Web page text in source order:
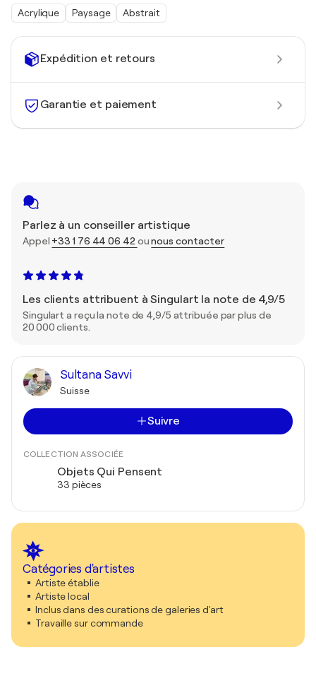
Expédition et retours
Garantie et paiement
Parlez à un conseiller artistique
Appel +33 1 76 44 06 42 ounous contacter
Les clients attribuent à Singulart la note de 4,9/5
Singulart a reçu la note de 4,9/5 attribuée par plus de
20 000 clients.
Sultana Savvi
Suisse
Suivre
COLLECTION ASSOCIÉE
Objets Qui Pensent
33 pièces
Catégories d'artistes
Artiste établie
Artiste local
Inclus dans des curations de galeries d'art
Travaille sur commande
Acrylique Paysage Abstrait